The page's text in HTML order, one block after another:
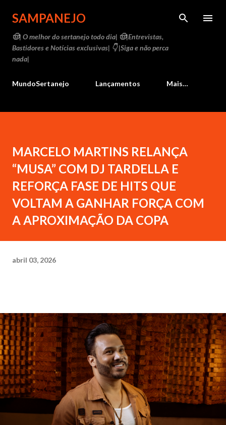
Pular para o conteúdo principal
SAMPANEJO
🤠| O melhor do sertanejo todo dia| 🤠|Entrevistas,
Bastidores e Notícias exclusivas| 👇 |Siga e não perca
nada|
MundoSertanejo Lançamentos Mais…
MARCELO MARTINS RELANÇA
“MUSA” COM DJ TARDELLA E
REFORÇA FASE DE HITS QUE
VOLTAM A GANHAR FORÇA COM
A APROXIMAÇÃO DA COPA
abril 03, 2026